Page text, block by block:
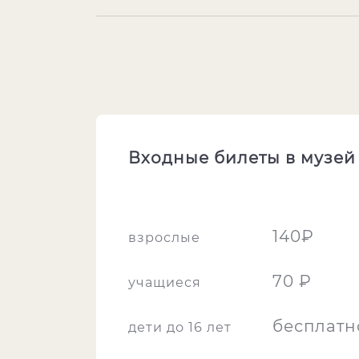
Входные билеты в музей
взрослые 140₽
учащиеся 70 ₽
дети до 16 лет